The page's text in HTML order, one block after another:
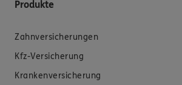
Produkte
Zahnversicherungen
Kfz-Versicherung
Krankenversicherung